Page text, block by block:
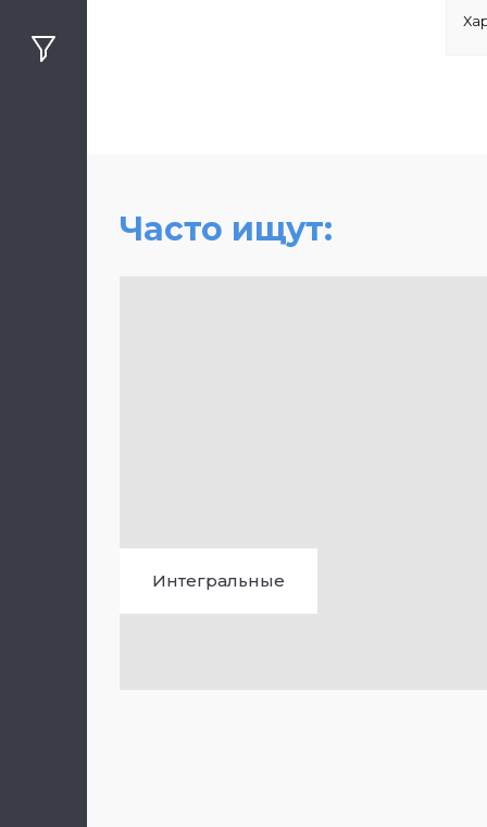
Часто ищут:
Интегральные